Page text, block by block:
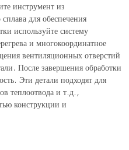
инструмент из
для обеспечения
используйте систему
и многокоординатное
вентиляционных отверстий
После завершения обработки
Эти детали подходят для
теплоотвода и т.д.,
конструкции и